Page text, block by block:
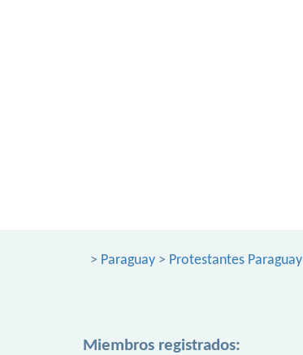
> Paraguay > Protestantes Paraguay
Miembros registrados: